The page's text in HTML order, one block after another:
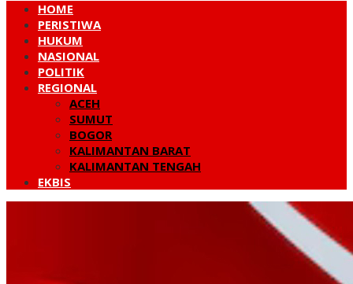
HOME
PERISTIWA
HUKUM
NASIONAL
POLITIK
REGIONAL
ACEH
SUMUT
BOGOR
KALIMANTAN BARAT
KALIMANTAN TENGAH
EKBIS